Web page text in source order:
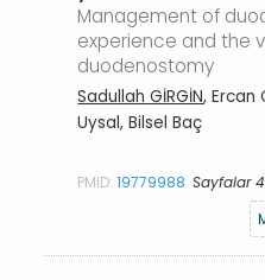
Management of
experience and the
duodenostomy
Sadullah GİRGİN, Ercan
Uysal, Bilsel Baç
PMID:19779988 Sayfalar